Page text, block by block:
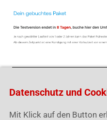
bestem Wissen und
Datenschutz und
Mit Klick auf den Button